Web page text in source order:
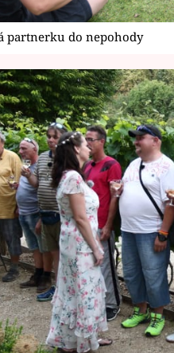
partnerku do nepohody